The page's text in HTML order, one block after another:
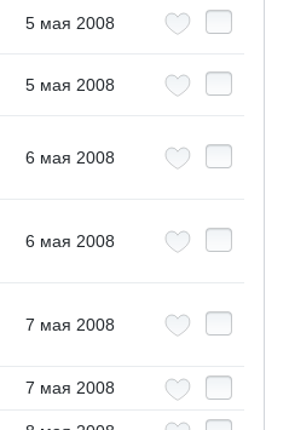
5 мая 2008
5 мая 2008
6 мая 2008
6 мая 2008
7 мая 2008
7 мая 2008